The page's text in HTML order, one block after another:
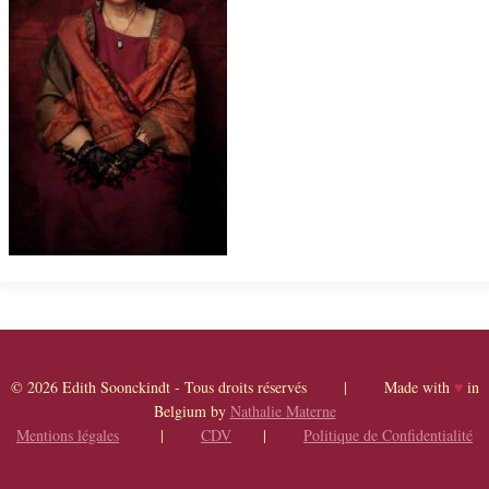
© 2026 Edith Soonckindt - Tous droits réservés | Made with ♥in
Belgium by Nathalie Materne
Mentions légales | CDV | Politique de Confidentialité